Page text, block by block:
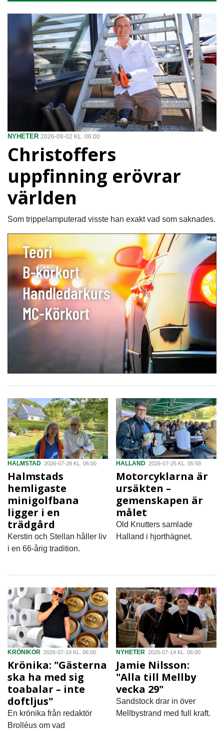
NYHETER 2026-08-02 KL. 06:00
Christoffers
uppfinning erövrar
världen
Som trippelamputerad visste han exakt vad som saknades.
HALMSTAD 2026-07-28 KL. 06:00
Halmstads
hemligaste
minigolfbana
ligger i en
trädgård
Kerstin och Stellan håller liv
i en 66-årig tradition.
HALLAND 2026-07-25 KL. 05:58
Motorcyklarna är
ursäkten –
gemenskapen är
målet
Old Knutters samlade
Halland i hjorthägnet.
KRÖNIKOR 2026-07-19 KL. 06:00
Krönika: "Gästerna
ska ha med sig
toabalar – inte
doftljus"
En krönika från redaktör
Brolléus om vad
NYHETER 2026-07-14 KL. 06:00
Jamie Nilsson:
"Alla till Mellby
vecka 29"
Sandstock drar in över
Mellbystrand med full kraft.